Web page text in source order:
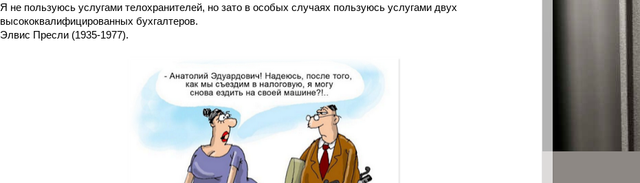
Я не пользуюсь услугами телохранителей, но зато в особых случаях пользуюсь услугами двух
высококвалифицированных бухгалтеров.
Элвис Пресли (1935-1977).